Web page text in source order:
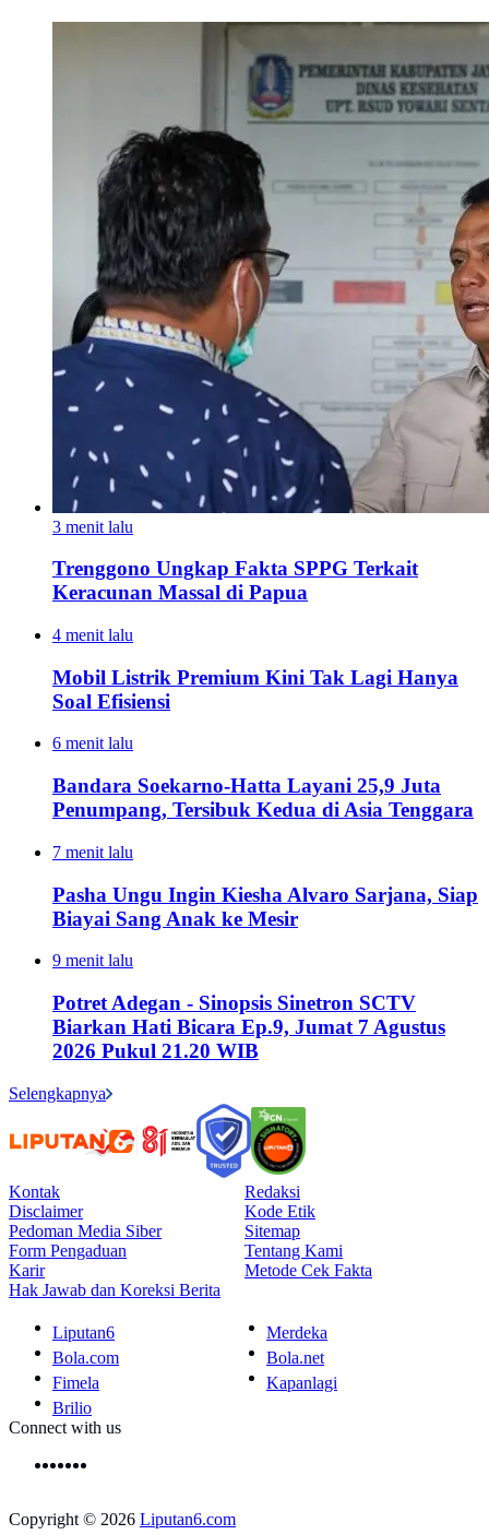
3 menit lalu
Trenggono Ungkap Fakta SPPG Terkait
Keracunan Massal di Papua
4 menit lalu
Mobil Listrik Premium Kini Tak Lagi Hanya
Soal Efisiensi
6 menit lalu
Bandara Soekarno-Hatta Layani 25,9 Juta
Penumpang, Tersibuk Kedua di Asia Tenggara
7 menit lalu
Pasha Ungu Ingin Kiesha Alvaro Sarjana, Siap
Biayai Sang Anak ke Mesir
9 menit lalu
Potret Adegan - Sinopsis Sinetron SCTV
Biarkan Hati Bicara Ep.9, Jumat 7 Agustus
2026 Pukul 21.20 WIB
Selengkapnya
Kontak
Redaksi
Disclaimer
Kode Etik
Pedoman Media Siber
Sitemap
Form Pengaduan
Tentang Kami
Karir
Metode Cek Fakta
Hak Jawab dan Koreksi Berita
Liputan6
Merdeka
Bola.com
Bola.net
Fimela
Kapanlagi
Brilio
Connect with us
Copyright © 2026 Liputan6.com